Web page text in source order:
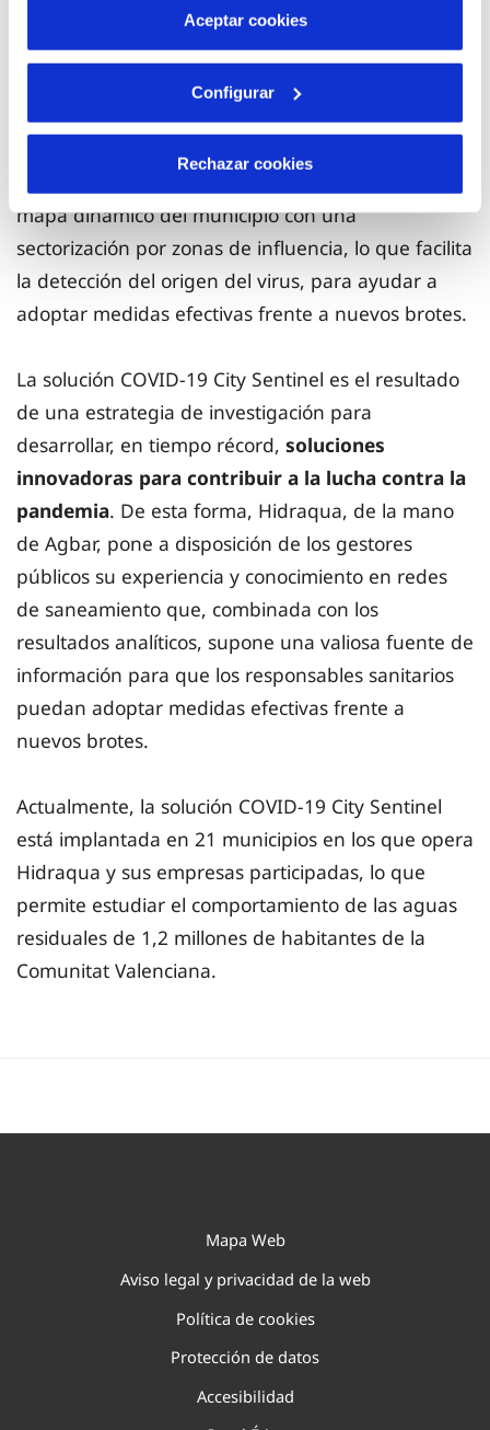
más información en nuestraPolítica de Cookies
Aceptar cookies
Configurar
Rechazar cookies
un sistema de análisis de aguas residuales que
permite realizar un seguimiento de la evolución
del virus en aguas residuales y anticipar la
aparición de posibles nuevos brotes entre la
mapa dinámico del municipio con una
sectorización por zonas de influencia, lo que facilita
la detección del origen del virus, para ayudar a
adoptar medidas efectivas frente a nuevos brotes.
La solución COVID-19 City Sentinel es el resultado
de una estrategia de investigación para
desarrollar, en tiempo récord, soluciones
innovadoras para contribuir a la lucha contra la
pandemia. De esta forma, Hidraqua, de la mano
de Agbar, pone a disposición de los gestores
públicos su experiencia y conocimiento en redes
de saneamiento que, combinada con los
resultados analíticos, supone una valiosa fuente de
información para que los responsables sanitarios
puedan adoptar medidas efectivas frente a
nuevos brotes.
Actualmente, la solución COVID-19 City Sentinel
está implantada en 21 municipios en los que opera
Hidraqua y sus empresas participadas, lo que
permite estudiar el comportamiento de las aguas
residuales de 1,2 millones de habitantes de la
Comunitat Valenciana.
Mapa Web
Aviso legal y privacidad de la web
Política de cookies
Protección de datos
Accesibilidad